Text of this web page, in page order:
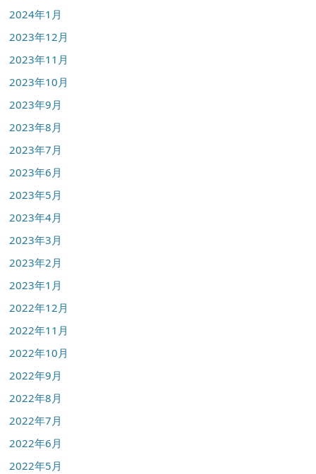
2024年1月
2023年12月
2023年11月
2023年10月
2023年9月
2023年8月
2023年7月
2023年6月
2023年5月
2023年4月
2023年3月
2023年2月
2023年1月
2022年12月
2022年11月
2022年10月
2022年9月
2022年8月
2022年7月
2022年6月
2022年5月